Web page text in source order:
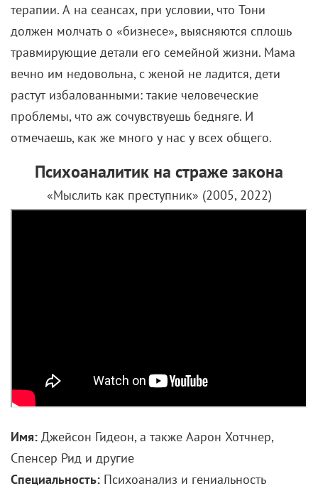
терапии. А на сеансах, при условии, что Тони
должен молчать о «бизнесе», выясняются сплошь
травмирующие детали его семейной жизни. Мама
вечно им недовольна, с женой не ладится, дети
растут избалованными: такие человеческие
проблемы, что аж сочувствуешь бедняге. И
отмечаешь, как же много у нас у всех общего.
Психоаналитик на страже закона
«Мыслить как преступник» (2005, 2022)
Имя: Джейсон Гидеон, а также Аарон Хотчнер,
Спенсер Рид и другие
Специальность: Психоанализ и гениальность